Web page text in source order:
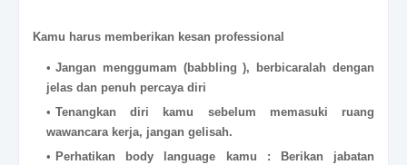
Kamu harus memberikan kesan professional
Jangan menggumam (babbling ), berbicaralah dengan
jelas dan penuh percaya diri
Tenangkan diri kamu sebelum memasuki ruang
wawancara kerja, jangan gelisah.
Perhatikan body language kamu : Berikan jabatan